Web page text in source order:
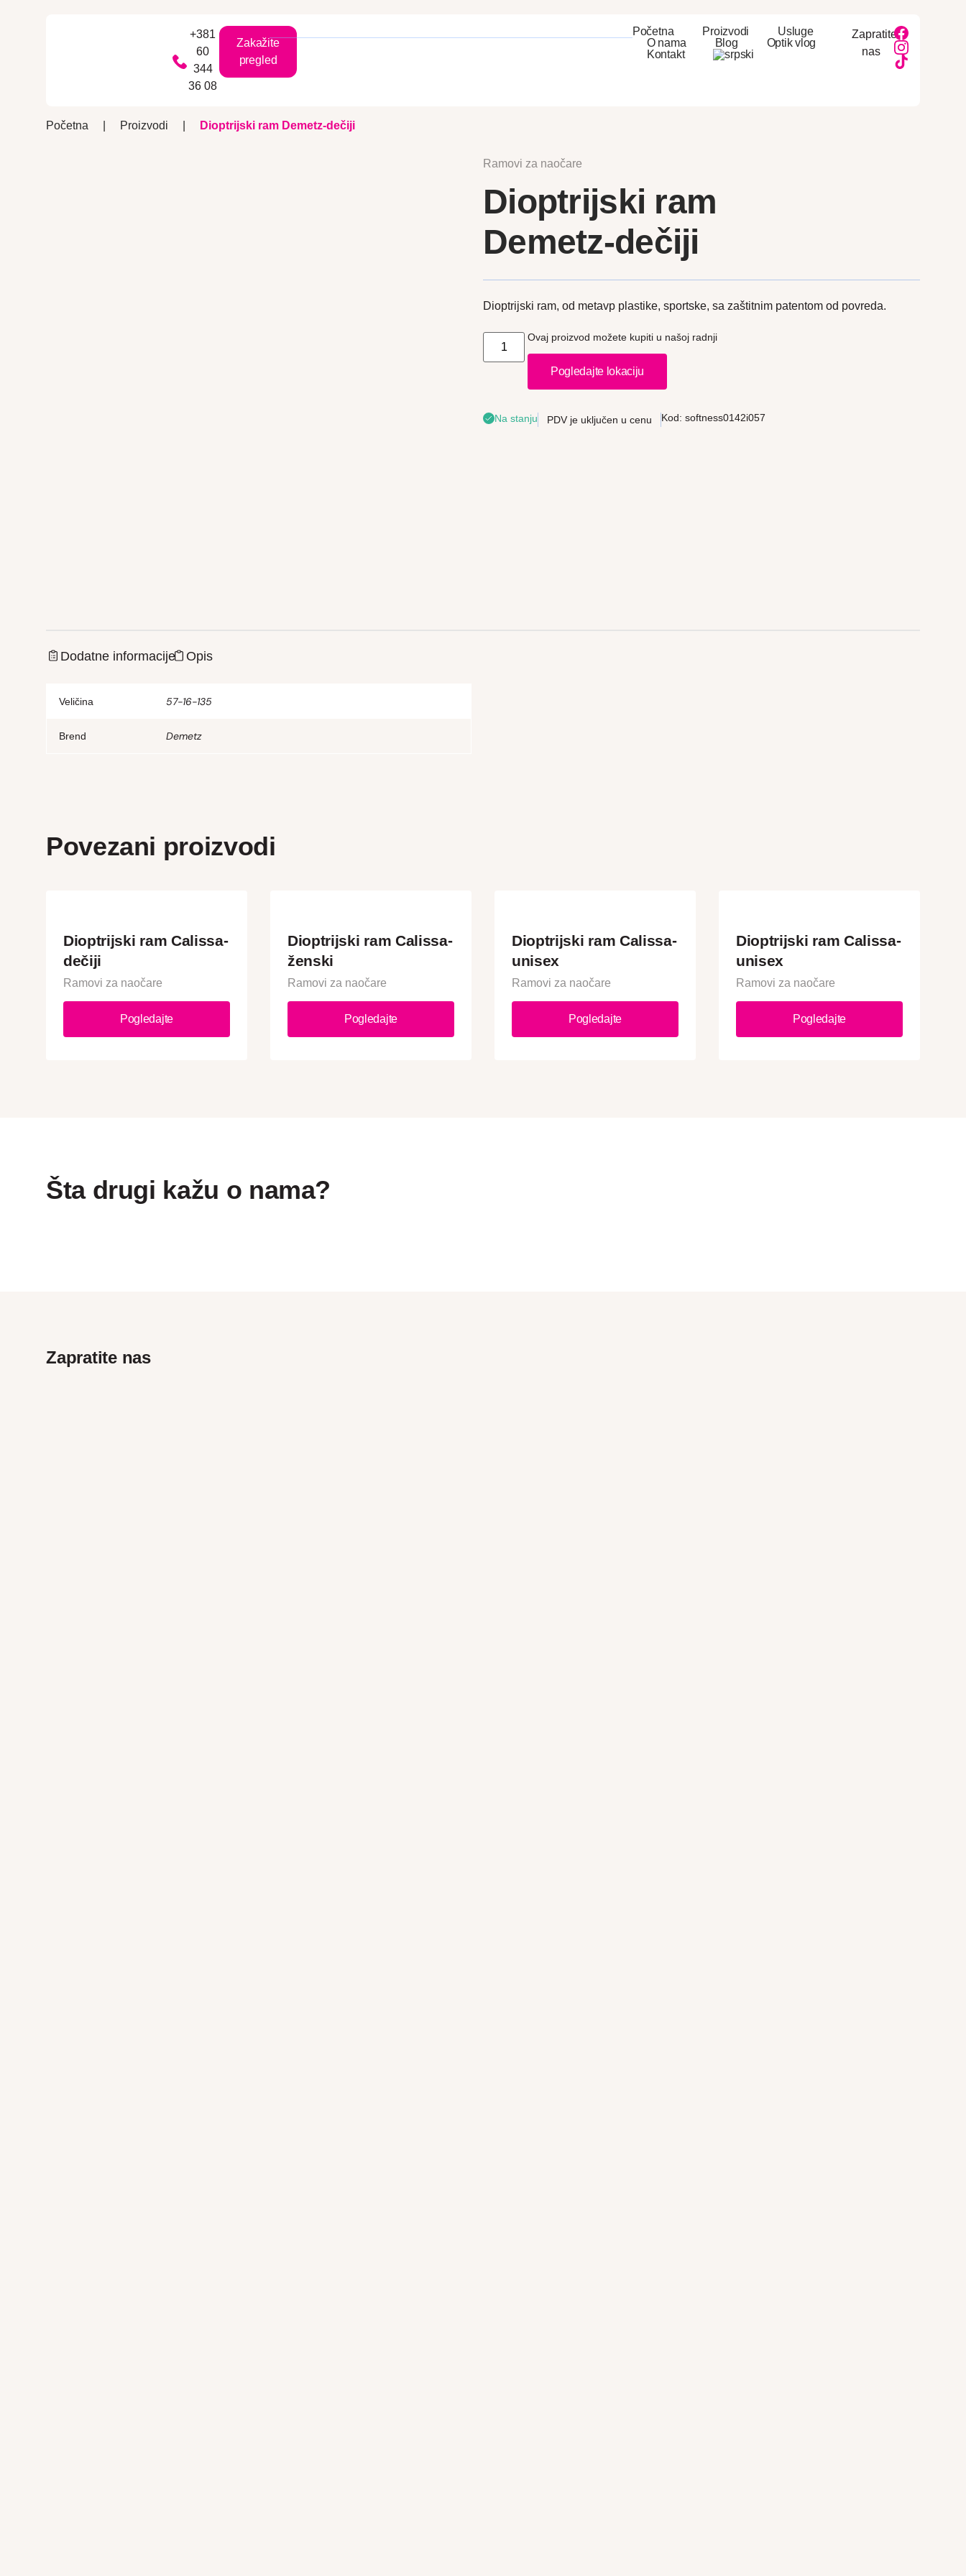
+381
60
344
36 08
Zakažite
pregled
Početna Proizvodi
Usluge
O nama
Blog
Optik vlog
Kontakt
Zapratite
nas
Početna Proizvodi Dioptrijski ram Demetz-dečiji
Ramovi za naočare
Dioptrijski ram
Demetz-dečiji
Dioptrijski ram, od metavp plastike, sportske, sa zaštitnim patentom od povreda.
Ovaj proizvod možete kupiti u našoj radnji
Pogledajte lokaciju
Na stanju PDV je uključen u cenu Kod: softness0142i057
Dodatne informacije Opis
Veličina 57-16-135
Brend Demetz
Povezani proizvodi
Dioptrijski ram Calissa-
dečiji
Ramovi za naočare
Pogledajte
Dioptrijski ram Calissa-
ženski
Ramovi za naočare
Pogledajte
Dioptrijski ram Calissa-
unisex
Ramovi za naočare
Pogledajte
Dioptrijski ram Calissa-
unisex
Ramovi za naočare
Pogledajte
Šta drugi kažu o nama?
Zapratite nas